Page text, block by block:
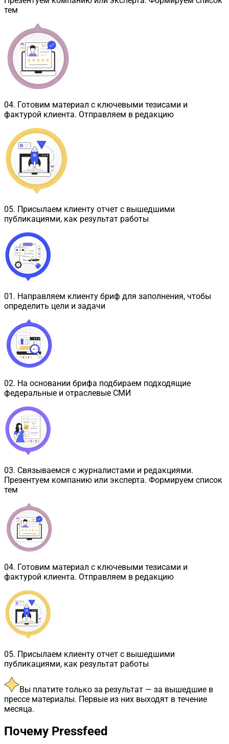
тем
04. Готовим материал с ключевыми тезисами и
фактурой клиента. Отправляем в редакцию
05. Присылаем клиенту отчет с вышедшими
публикациями, как результат работы
01 . Направляем клиенту бриф для заполнения, чтобы
определить цели и задачи
02. На основании брифа подбираем подходящие
федеральные и отраслевые СМИ
03. Связываемся с журналистами и редакциями.
Презентуем компанию или эксперта. Формируем список
тем
04. Готовим материал с ключевыми тезисами и
фактурой клиента. Отправляем в редакцию
05. Присылаем клиенту отчет с вышедшими
публикациями, как результат работы
Вы платите только за результат — за вышедшие в
прессе материалы. Первые из них выходят в течение
месяца.
Почему Pressfeed